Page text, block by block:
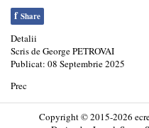
f Share
Detalii
Scris deGeorge PETROVAI
Publicat: 08 Septembrie 2025
Prec
Copyright © 2015-2026